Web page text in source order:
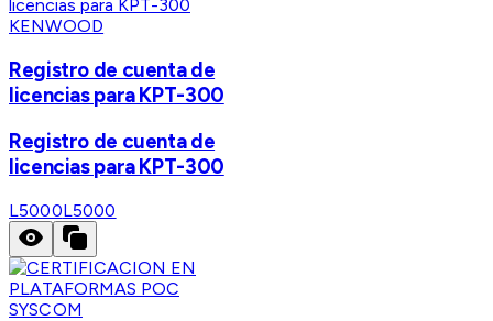
KENWOOD
Registro de cuenta de
licencias para KPT-300
Registro de cuenta de
licencias para KPT-300
L5000L5000
SYSCOM